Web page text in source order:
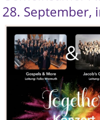
28. September,